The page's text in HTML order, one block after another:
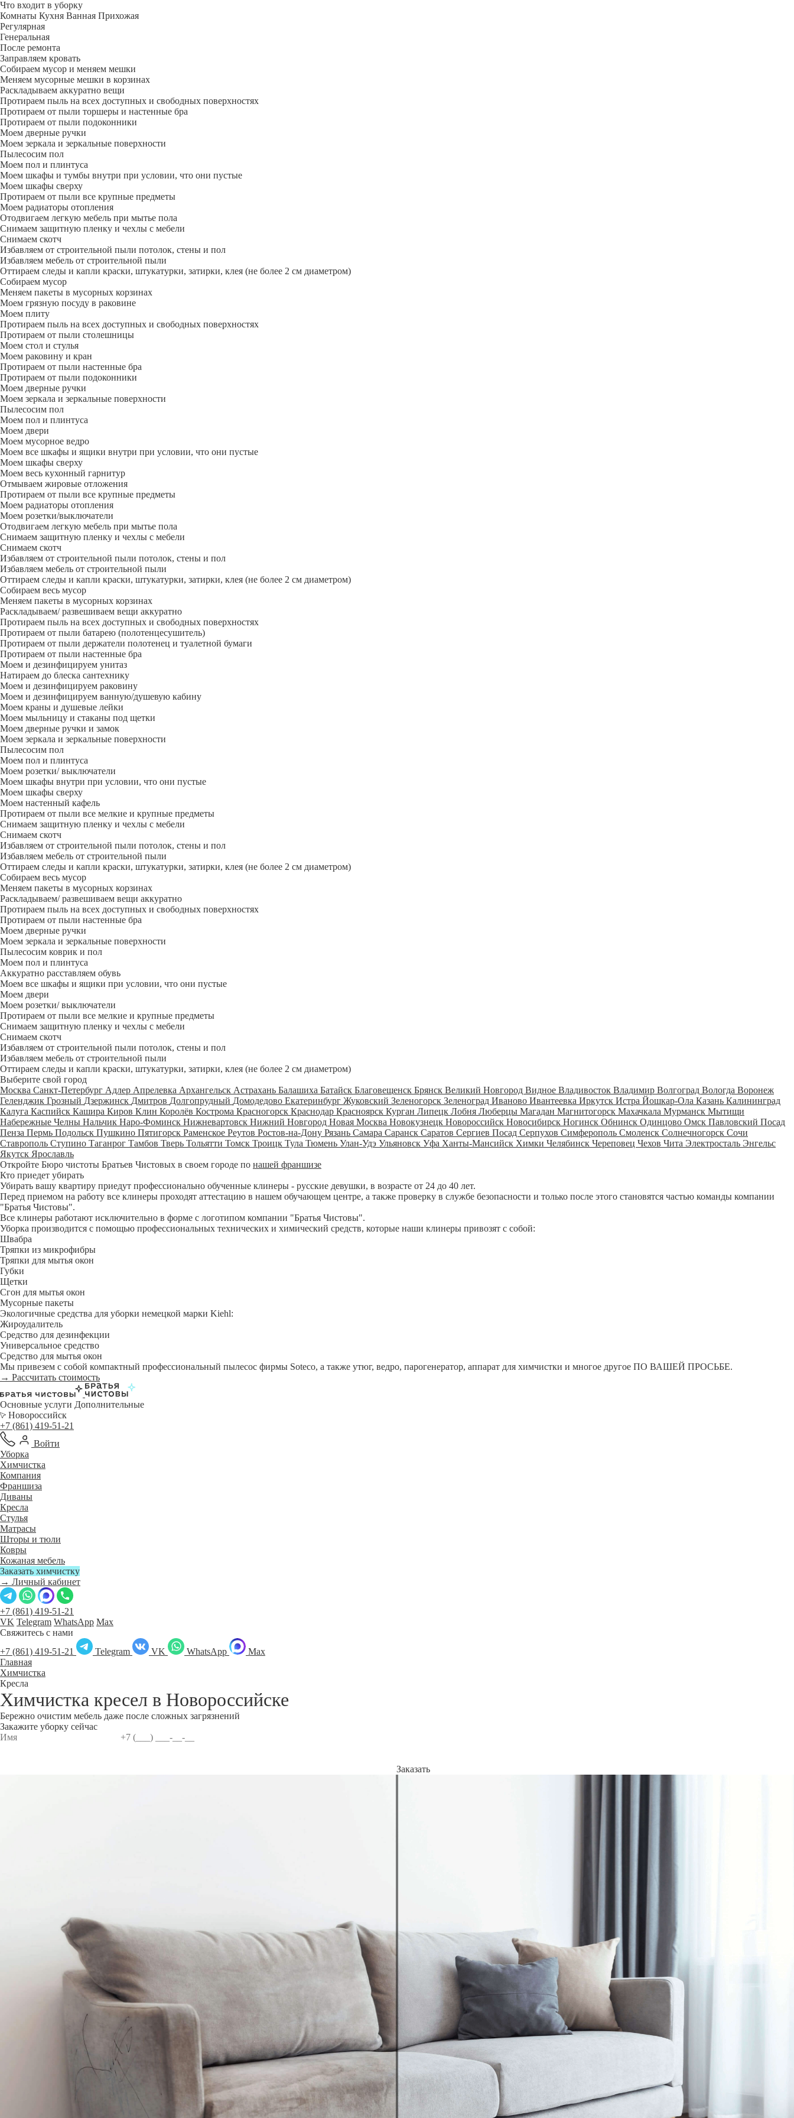
Что входит в уборку
Регу­лярная
Гене­ральная
После ремонта
Заправляем кровать
Собираем мусор и меняем мешки
Меняем мусорные мешки в корзинах
Раскладываем аккуратно вещи
Протираем пыль на всех доступных и свободных поверхностях
Протираем от пыли торшеры и настенные бра
Протираем от пыли подоконники
Моем дверные ручки
Моем зеркала и зеркальные поверхности
Пылесосим пол
Моем пол и плинтуса
Моем шкафы и тумбы внутри при условии, что они пустые
Моем шкафы сверху
Протираем от пыли все крупные предметы
Моем радиаторы отопления
Отодвигаем легкую мебель при мытье пола
Снимаем защитную пленку и чехлы с мебели
Снимаем скотч
Избавляем от строительной пыли потолок, стены и пол
Избавляем мебель от строительной пыли
Оттираем следы и капли краски, штукатурки, затирки, клея (не более 2 см диаметром)
Собираем мусор
Меняем пакеты в мусорных корзинах
Моем грязную посуду в раковине
Моем плиту
Протираем пыль на всех доступных и свободных поверхностях
Протираем от пыли столешницы
Моем стол и стулья
Моем раковину и кран
Протираем от пыли настенные бра
Протираем от пыли подоконники
Моем дверные ручки
Моем зеркала и зеркальные поверхности
Пылесосим пол
Моем пол и плинтуса
Моем двери
Моем мусорное ведро
Моем все шкафы и ящики внутри при условии, что они пустые
Моем шкафы сверху
Моем весь кухонный гарнитур
Отмываем жировые отложения
Протираем от пыли все крупные предметы
Моем радиаторы отопления
Моем розетки/выключатели
Отодвигаем легкую мебель при мытье пола
Снимаем защитную пленку и чехлы с мебели
Снимаем скотч
Избавляем от строительной пыли потолок, стены и пол
Избавляем мебель от строительной пыли
Оттираем следы и капли краски, штукатурки, затирки, клея (не более 2 см диаметром)
Собираем весь мусор
Меняем пакеты в мусорных корзинах
Раскладываем/ развешиваем вещи аккуратно
Протираем пыль на всех доступных и свободных поверхностях
Протираем от пыли батарею (полотенцесушитель)
Протираем от пыли держатели полотенец и туалетной бумаги
Протираем от пыли настенные бра
Моем и дезинфицируем унитаз
Натираем до блеска сантехнику
Моем и дезинфицируем раковину
Моем и дезинфицируем ванную/душевую кабину
Моем краны и душевые лейки
Моем мыльницу и стаканы под щетки
Моем дверные ручки и замок
Моем зеркала и зеркальные поверхности
Пылесосим пол
Моем пол и плинтуса
Моем розетки/ выключатели
Моем шкафы внутри при условии, что они пустые
Моем шкафы сверху
Моем настенный кафель
Протираем от пыли все мелкие и крупные предметы
Снимаем защитную пленку и чехлы с мебели
Снимаем скотч
Избавляем от строительной пыли потолок, стены и пол
Избавляем мебель от строительной пыли
Оттираем следы и капли краски, штукатурки, затирки, клея (не более 2 см диаметром)
Собираем весь мусор
Меняем пакеты в мусорных корзинах
Раскладываем/ развешиваем вещи аккуратно
Протираем пыль на всех доступных и свободных поверхностях
Протираем от пыли настенные бра
Моем дверные ручки
Моем зеркала и зеркальные поверхности
Пылесосим коврик и пол
Моем пол и плинтуса
Аккуратно расставляем обувь
Моем все шкафы и ящики при условии, что они пустые
Моем двери
Моем розетки/ выключатели
Протираем от пыли все мелкие и крупные предметы
Снимаем защитную пленку и чехлы с мебели
Снимаем скотч
Избавляем от строительной пыли потолок, стены и пол
Избавляем мебель от строительной пыли
Оттираем следы и капли краски, штукатурки, затирки, клея (не более 2 см диаметром)
Выберите свой город
Москва Санкт-Петербург Адлер Апрелевка Архангельск Астрахань Балашиха Батайск Благовещенск Брянск Великий Новгород Видное Владивосток Владимир Волгоград Вологда Воронеж
Геленджик Грозный Дзержинск Дмитров Долгопрудный Домодедово Екатеринбург Жуковский Зеленогорск Зеленоград Иваново Ивантеевка Иркутск Истра Йошкар-Ола Казань Калининград
Калуга Каспийск Кашира Киров Клин Королёв Кострома Красногорск Краснодар Красноярск Курган Липецк Лобня Люберцы Магадан Магнитогорск Махачкала Мурманск Мытищи
Набережные Челны Нальчик Наро-Фоминск Нижневартовск Нижний Новгород Новая Москва Новокузнецк Новороссийск Новосибирск Ногинск Обнинск Одинцово Омск Павловский Посад
Пенза Пермь Подольск Пушкино Пятигорск Раменское Реутов Ростов-на-Дону Рязань Самара Саранск Саратов Сергиев Посад Серпухов Симферополь Смоленск Солнечногорск Сочи
Ставрополь Ступино Таганрог Тамбов Тверь Тольятти Томск Троицк Тула Тюмень Улан-Удэ Ульяновск Уфа Ханты-Мансийск Химки Челябинск Череповец Чехов Чита Электросталь Энгельс
Якутск Ярославль
Откройте Бюро чистоты Братьев Чистовых в своем городе по нашей франшизе
Кто приедет убирать
Убирать вашу квартиру приедут профессионально обученные клинеры - русские девушки, в возрасте от 24 до 40 лет.
Перед приемом на работу все клинеры проходят аттестацию в нашем обучающем центре, а также проверку в службе безопасности и только после этого становятся частью команды компании
"Братья Чистовы".
Все клинеры работают исключительно в форме с логотипом компании "Братья Чистовы".
Уборка производится с помощью профессиональных технических и химический средств, которые наши клинеры привозят с собой:
Швабра
Тряпки из микрофибры
Тряпки для мытья окон
Губки
Щетки
Сгон для мытья окон
Мусорные пакеты
Экологичные средства для уборки немецкой марки Kiehl:
Жироудалитель
Средство для дезинфекции
Универсальное средство
Средство для мытья окон
Мы привезем с собой компактный профессиональный пылесос фирмы Soteco, а также утюг, ведро, парогенератор, аппарат для химчистки и многое другое ПО ВАШЕЙ ПРОСЬБЕ.
→ Рассчитать стоимость
Основные услуги Дополнительные
Новороссийск
+7 (861) 419-51-21
Войти
Уборка
Химчистка
Компания
Франшиза
Диваны
Кресла
Стулья
Матрасы
Шторы и тюли
Ковры
Кожаная мебель
Заказать химчистку
→ Личный кабинет
+7 (861) 419-51-21
VK Telegram WhatsApp Max
Свяжитесь с нами
+7 (861) 419-51-21
Telegram VK WhatsApp
Max
Главная
Химчистка
Кресла
Химчистка кресел в Новороссийске
Бережно очистим мебель даже после сложных загрязнений
Закажите уборку сейчас
Заказать